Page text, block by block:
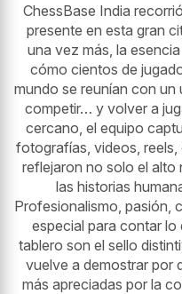
ChessBase India
presente en esta gran
una vez más, la
cómo cientos de
mundo se reunían con un
competir… y volver a
cercano, el equipo
fotografías, videos,
reflejaron no solo el alto
las historias
Profesionalismo, pasión,
especial para contar
tablero son el sello
vuelve a demostrar por
más apreciadas por la